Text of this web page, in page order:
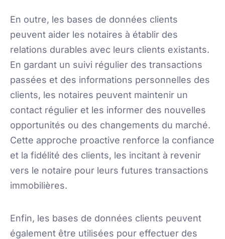
En outre, les bases de données clients
peuvent aider les notaires à établir des
relations durables avec leurs clients existants.
En gardant un suivi régulier des transactions
passées et des informations personnelles des
clients, les notaires peuvent maintenir un
contact régulier et les informer des nouvelles
opportunités ou des changements du marché.
Cette approche proactive renforce la confiance
et la fidélité des clients, les incitant à revenir
vers le notaire pour leurs futures transactions
immobilières.
Enfin, les bases de données clients peuvent
également être utilisées pour effectuer des